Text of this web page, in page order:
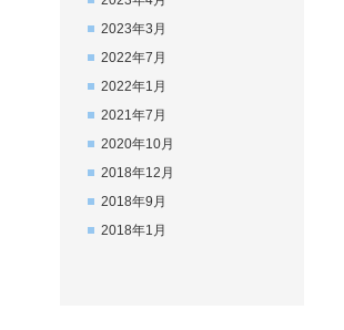
2023年3月
2022年7月
2022年1月
2021年7月
2020年10月
2018年12月
2018年9月
2018年1月